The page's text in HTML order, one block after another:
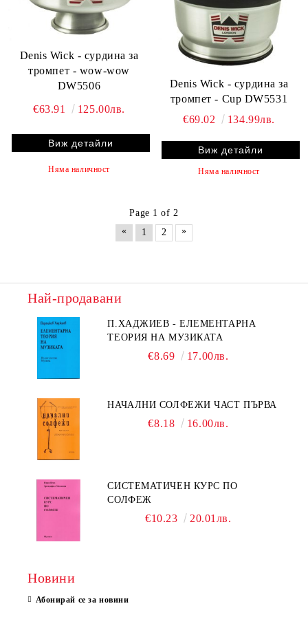
Denis Wick - сурдина за
тромпет - wow-wow
DW5506
€63.91 125.00лв.
Виж детайли
Няма наличност
Denis Wick - сурдина за
тромпет - Cup DW5531
€69.02
134.99лв.
Виж детайли
Няма наличност
Page 1 of 2
«
1 2 »
Най-продавани
П.ХАДЖИЕВ - ЕЛЕМЕНТАРНА
ТЕОРИЯ НА МУЗИКАТА
€8.69 17.00лв.
НАЧАЛНИ СОЛФЕЖИ ЧАСТ ПЪРВА
€8.18 16.00лв.
СИСТЕМАТИЧЕН КУРС ПО
СОЛФЕЖ
€10.23 20.01лв.
Новини
Абонирай се за новини